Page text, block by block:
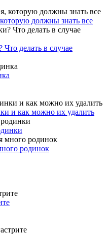
должны знать все
делать в случае
и как можно их удалить
родинок